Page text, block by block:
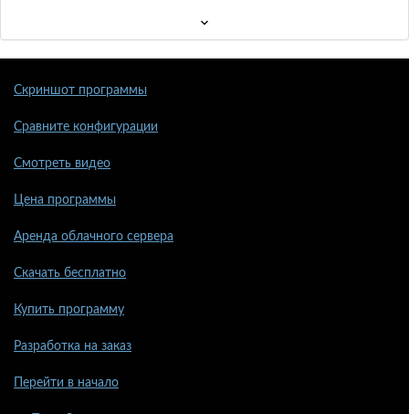
Скриншот программы
Сравните конфигурации
Смотреть видео
Цена программы
Аренда облачного сервера
Скачать бесплатно
Купить программу
Разработка на заказ
Перейти в начало